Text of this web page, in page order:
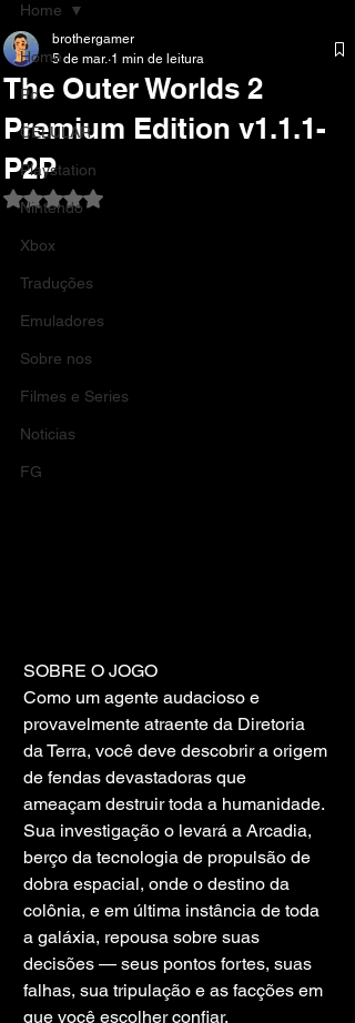
Home
Pc
CELULAR
Playstation
Nintendo
Xbox
Traduções
Emuladores
Sobre nos
Filmes e Series
Noticias
FG
Home
The Outer Worlds 2
Premium Edition v1.1.1-
P2P
brothergamer
5 de mar. 1 min de leitura
Avaliado com NaN de 5 estrelas.
SOBRE O JOGO
Como um agente audacioso e
provavelmente atraente da Diretoria
da Terra, você deve descobrir a origem
de fendas devastadoras que
ameaçam destruir toda a humanidade.
Sua investigação o levará a Arcadia,
berço da tecnologia de propulsão de
dobra espacial, onde o destino da
colônia, e em última instância de toda
a galáxia, repousa sobre suas
decisões — seus pontos fortes, suas
falhas, sua tripulação e as facções em
que você escolher confiar.